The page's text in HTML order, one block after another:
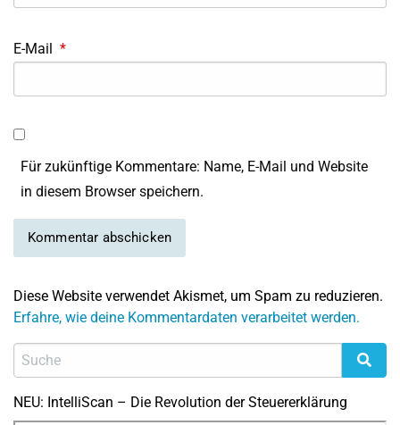
E-Mail *
Für zukünftige Kommentare: Name, E-Mail und Website
in diesem Browser speichern.
Diese Website verwendet Akismet, um Spam zu reduzieren.
Erfahre, wie deine Kommentardaten verarbeitet werden.
NEU: IntelliScan – Die Revolution der Steuererklärung